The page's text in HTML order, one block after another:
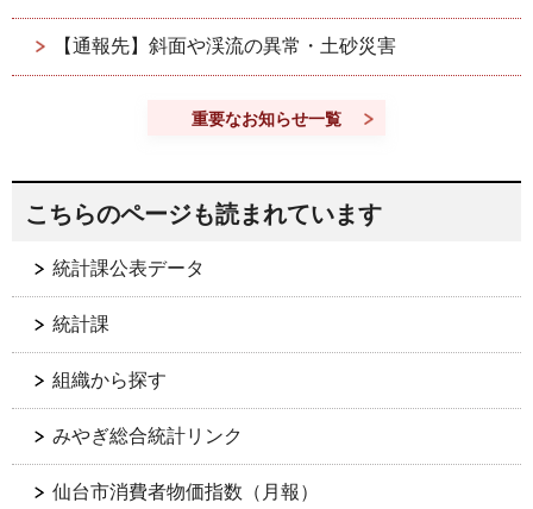
【通報先】斜面や渓流の異常・土砂災害
重要なお知らせ一覧
こちらのページも読まれています
統計課公表データ
統計課
組織から探す
みやぎ総合統計リンク
仙台市消費者物価指数（月報）